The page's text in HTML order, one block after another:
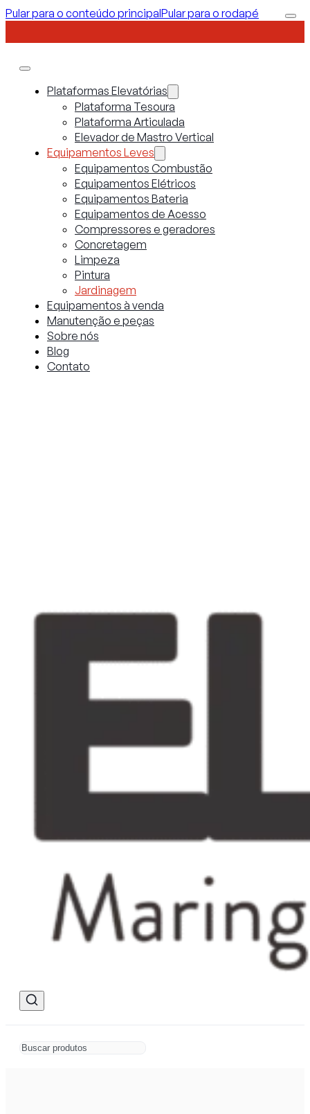
Pular para o conteúdo principalPular para o rodapé
Plataformas Elevatórias
Plataforma Tesoura
Plataforma Articulada
Elevador de Mastro Vertical
Equipamentos Leves
Equipamentos Combustão
Equipamentos Elétricos
Equipamentos Bateria
Equipamentos de Acesso
Compressores e geradores
Concretagem
Limpeza
Pintura
Jardinagem
Equipamentos à venda
Manutenção e peças
Sobre nós
Blog
Contato